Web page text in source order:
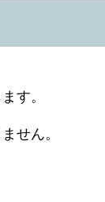
す。
せん。